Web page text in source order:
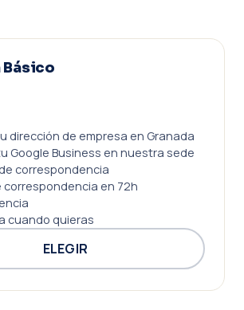
dirección de empresa en Granada
Google Business en nuestra sede
correspondencia
correspondencia en 72h
cuando quieras
ELEGIR